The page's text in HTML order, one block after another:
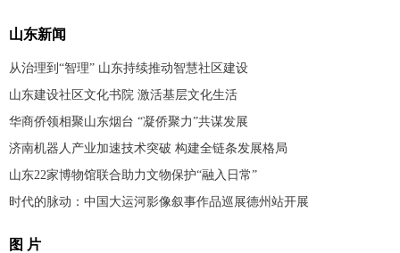
山东新闻
从治理到“智理” 山东持续推动智慧社区建设
山东建设社区文化书院 激活基层文化生活
华商侨领相聚山东烟台 “凝侨聚力”共谋发展
济南机器人产业加速技术突破 构建全链条发展格局
山东22家博物馆联合助力文物保护“融入日常”
时代的脉动：中国大运河影像叙事作品巡展德州站开展
图 片